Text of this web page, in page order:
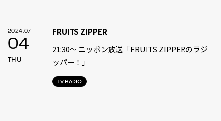
2024.07
04
THU
TV.RADIO
FRUITS ZIPPER
21:30〜 ニッポン放送「FRUITS ZIPPERのラジ
ッパー！」